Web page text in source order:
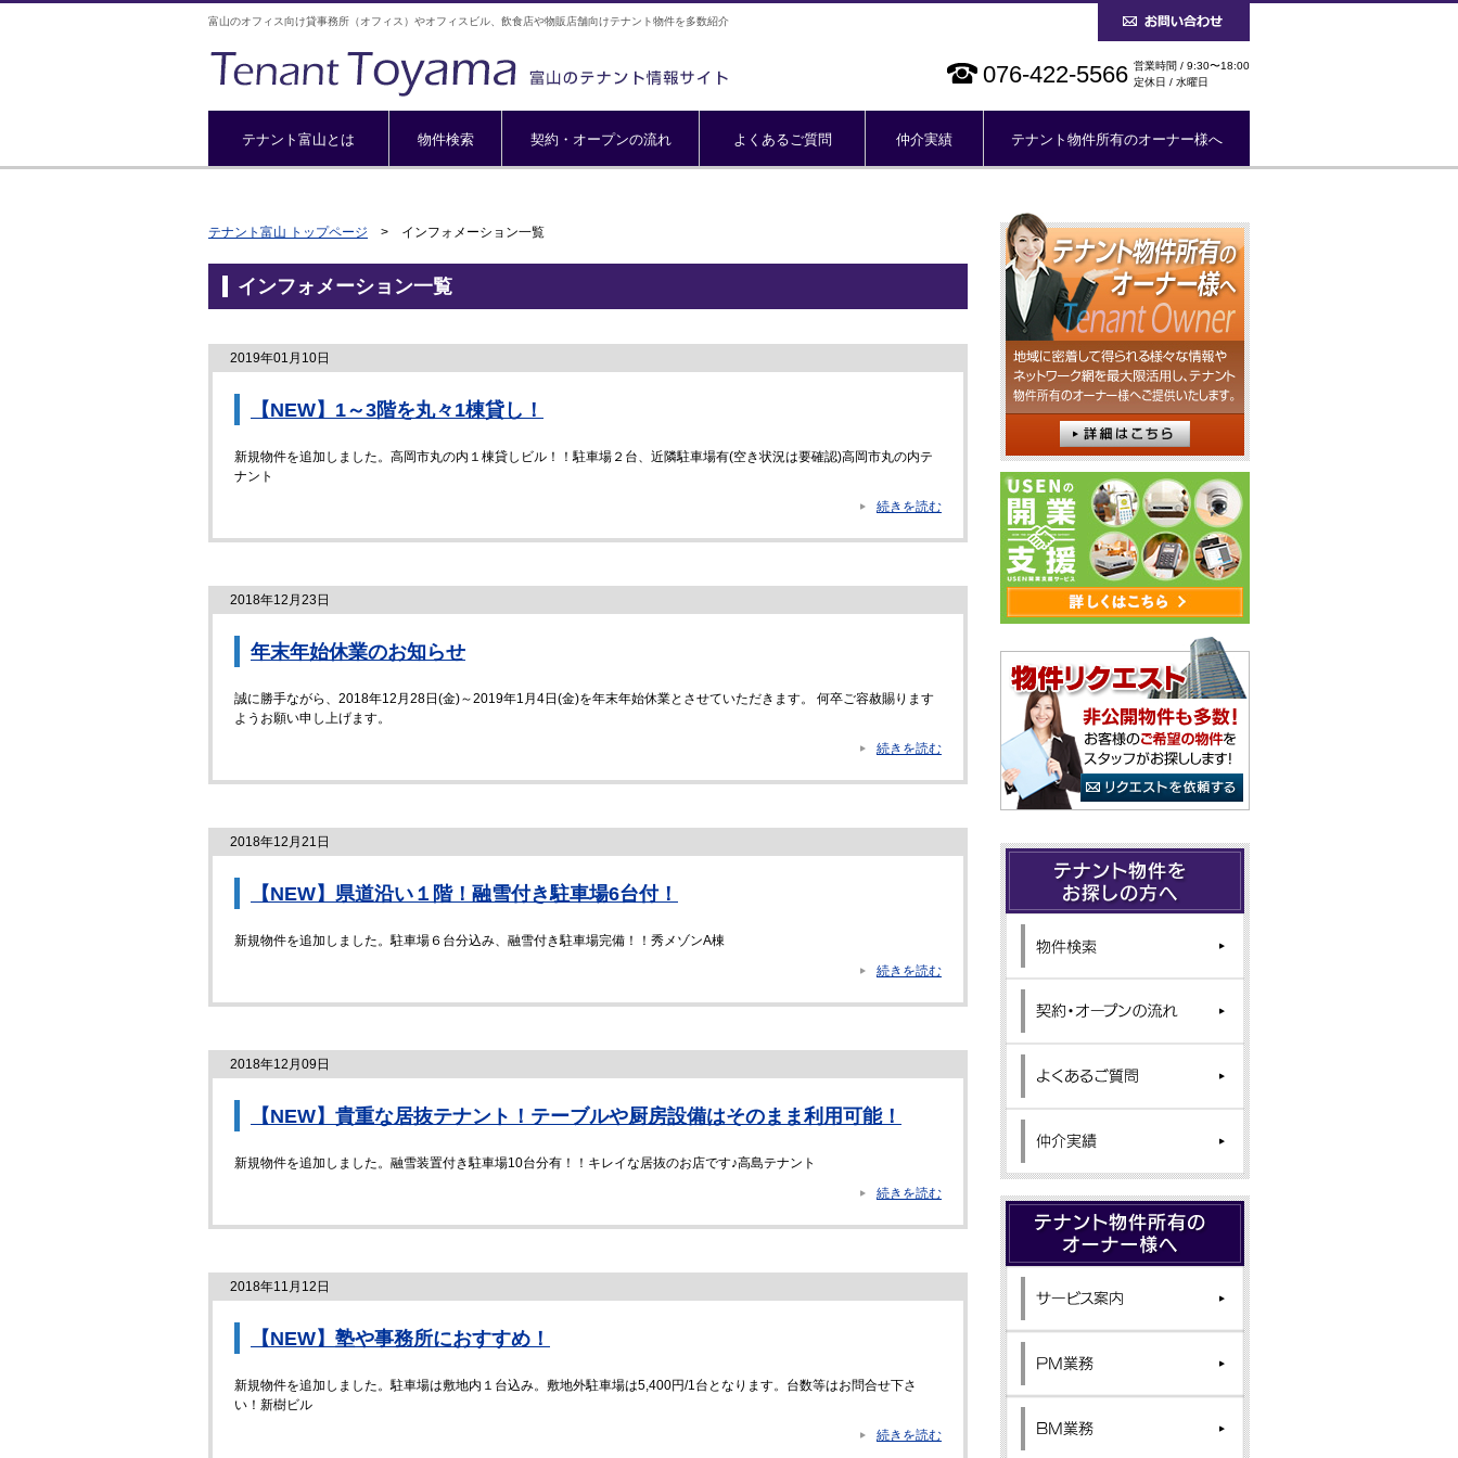
富山のオフィス向け貸事務所（オフィス）やオフィスビル、飲食店や物販店舗向けテナント物件を多数紹介
076-422-5566 営業時間 / 9:30〜18:00
定休日 / 水曜日
テナント富山とは 物件検索 契約・オープンの流れ よくあるご質問 仲介実績 テナント物件所有のオーナー様へ
テナント富山 トップページ > インフォメーション一覧
インフォメーション一覧
2019年01月10日
【NEW】1～3階を丸々1棟貸し！
新規物件を追加しました。高岡市丸の内１棟貸しビル！！駐車場２台、近隣駐車場有(空き状況は要確認)高岡市丸の内テ
ナント
続きを読む
2018年12月23日
年末年始休業のお知らせ
誠に勝手ながら、2018年12月28日(金)～2019年1月4日(金)を年末年始休業とさせていただきます。 何卒ご容赦賜ります
ようお願い申し上げます。
続きを読む
2018年12月21日
【NEW】県道沿い１階！融雪付き駐車場6台付！
新規物件を追加しました。駐車場６台分込み、融雪付き駐車場完備！！秀メゾンA棟
続きを読む
2018年12月09日
【NEW】貴重な居抜テナント！テーブルや厨房設備はそのまま利用可能！
新規物件を追加しました。融雪装置付き駐車場10台分有！！キレイな居抜のお店です♪高島テナント
続きを読む
2018年11月12日
【NEW】塾や事務所におすすめ！
新規物件を追加しました。駐車場は敷地内１台込み。敷地外駐車場は5,400円/1台となります。台数等はお問合せ下さ
い！新樹ビル
続きを読む